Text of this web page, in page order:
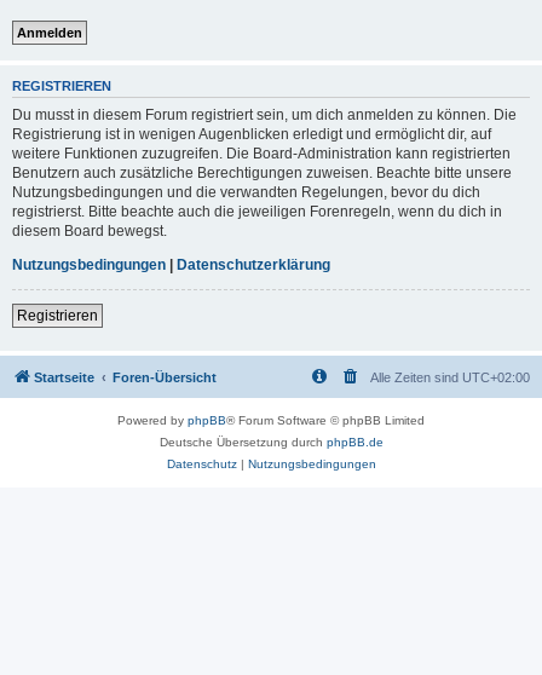
REGISTRIEREN
Du musst in diesem Forum registriert sein, um dich anmelden zu können. Die
Registrierung ist in wenigen Augenblicken erledigt und ermöglicht dir, auf
weitere Funktionen zuzugreifen. Die Board-Administration kann registrierten
Benutzern auch zusätzliche Berechtigungen zuweisen. Beachte bitte unsere
Nutzungsbedingungen und die verwandten Regelungen, bevor du dich
registrierst. Bitte beachte auch die jeweiligen Forenregeln, wenn du dich in
diesem Board bewegst.
Nutzungsbedingungen | Datenschutzerklärung
Registrieren
Startseite Foren-Übersicht Alle Zeiten sind UTC+02:00
Powered by phpBB® Forum Software © phpBB Limited
Deutsche Übersetzung durch phpBB.de
Datenschutz| Nutzungsbedingungen